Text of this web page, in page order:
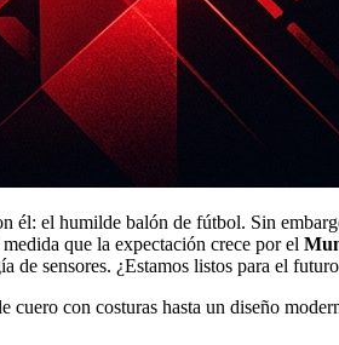
él: el humilde balón de fútbol. Sin
que la expectación crece por el
de sensores. ¿Estamos listos para el